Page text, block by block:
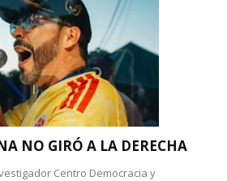
NO GIRÓ A LA DERECHA
Centro Democracia y